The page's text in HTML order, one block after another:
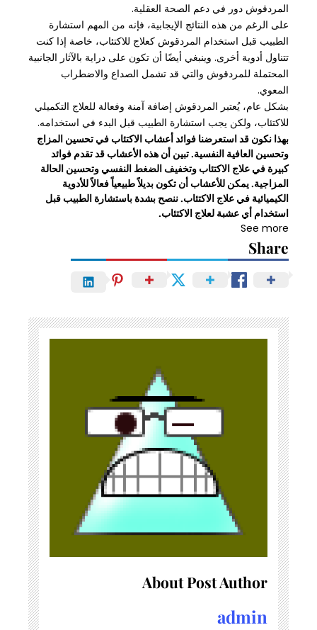
المردقوش دور في دعم الصحة العقلية.
على الرغم من هذه النتائج الإيجابية، فإنه من المهم استشارة
الطبيب قبل استخدام المردقوش كعلاج للاكتئاب، خاصة إذا كنت
تتناول أدوية أخرى. وينبغي أيضًا أن تكون على دراية بالآثار الجانبية
المحتملة للمردقوش والتي قد تشمل الصداع والاضطراب
المعوي.
بشكل عام، يُعتبر المردقوش إضافة آمنة وفعالة للعلاج التكميلي
للاكتئاب، ولكن يجب استشارة الطبيب قبل البدء في استخدامه.
بهذا نكون قد استعرضنا فوائد أعشاب الاكتئاب في تحسين المزاج
وتحسين العافية النفسية. تبين أن هذه الأعشاب قد تقدم فوائد
كبيرة في علاج الاكتئاب وتخفيف الضغط النفسي وتحسين الحالة
المزاجية. يمكن للأعشاب أن تكون بديلاً طبيعياً فعالاً للأدوية
الكيميائية في علاج الاكتئاب. ننصح بشدة باستشارة الطبيب قبل
استخدام أي عشبة لعلاج الاكتئاب.
See more
Share
About Post Author
admin